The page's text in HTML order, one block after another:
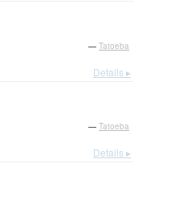
— Tatoeba
Details ▸
— Tatoeba
Details ▸